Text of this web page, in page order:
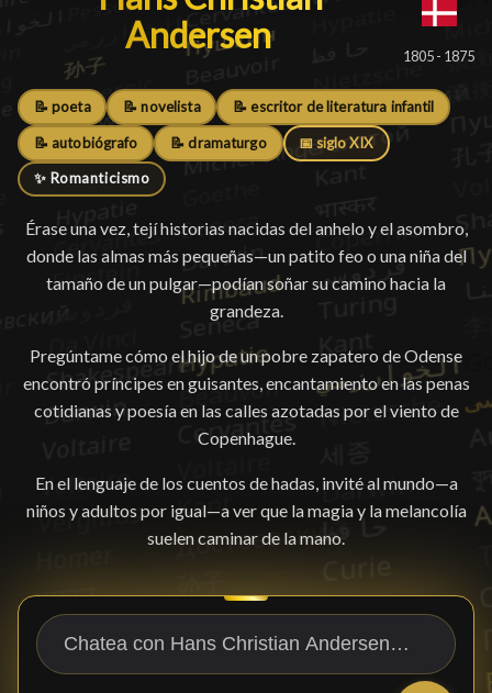
Andersen█ 1805 - 1875
📝 poeta 📝 novelista 📝 escritor de literatura infantil
📝 autobiógrafo 📝 dramaturgo 📅 siglo XIX
✨ Romanticismo
Érase una vez, tejí historias nacidas del anhelo y el asombro,
donde las almas más pequeñas—un patito feo o una niña del
tamaño de un pulgar—podían soñar su camino hacia la
grandeza.
Pregúntame cómo el hijo de un pobre zapatero de Odense
encontró príncipes en guisantes, encantamiento en las penas
cotidianas y poesía en las calles azotadas por el viento de
Copenhague.
En el lenguaje de los cuentos de hadas, invité al mundo—a
niños y adultos por igual—a ver que la magia y la melancolía
suelen caminar de la mano.